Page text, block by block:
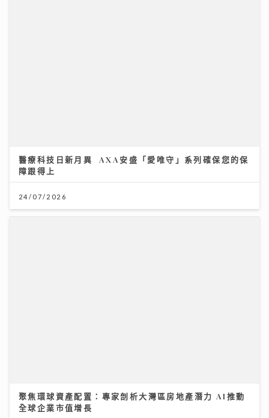
醫療科技日新月異 AXA安盛「愛唯守」系列確保您的保
障跟得上
24/07/2026
聚焦環球資產配置：專家剖析大灣區房地產潛力 AI推動
全球企業市值增長